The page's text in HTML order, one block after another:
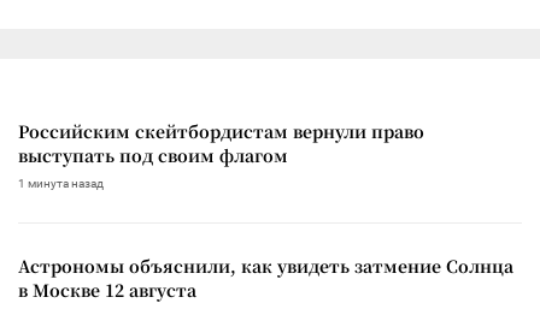
Российским скейтбордистам вернули право
выступать под своим флагом
1 минута назад
Астрономы объяснили, как увидеть затмение Солнца
в Москве 12 августа